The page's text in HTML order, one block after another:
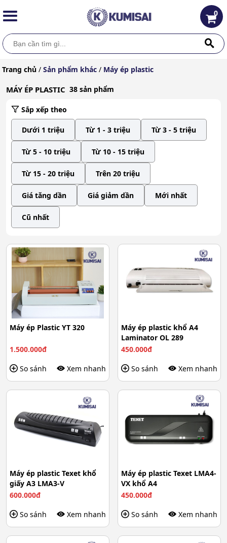
0
Trang chủ / Sản phẩm khác / Máy ép plastic
MÁY ÉP PLASTIC 38 sản phẩm
Sắp xếp theo
Dưới 1 triệu Từ 1 - 3 triệu Từ 3 - 5 triệu
Từ 5 - 10 triệu Từ 10 - 15 triệu
Từ 15 - 20 triệu Trên 20 triệu
Giá tăng dần Giá giảm dần Mới nhất
Cũ nhất
Máy ép Plastic YT 320
1.500.000đ
So sánh
Xem nhanh
Máy ép plastic khổ A4
Laminator OL 289
450.000đ
So sánh
Xem nhanh
Máy ép plastic Texet khổ
giấy A3 LMA3-V
600.000đ
So sánh
Xem nhanh
Máy ép plastic Texet LMA4-
VX khổ A4
450.000đ
So sánh
Xem nhanh